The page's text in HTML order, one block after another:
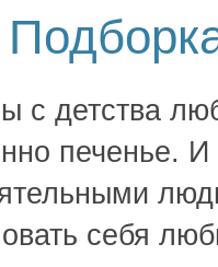
с детства
печенье.
себя